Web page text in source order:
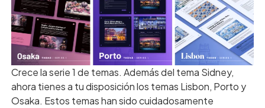
Crece la serie 1 de temas. Además del tema Sidney,
ahora tienes a tu disposición los temas Lisbon, Porto y
Osaka. Estos temas han sido cuidadosamente